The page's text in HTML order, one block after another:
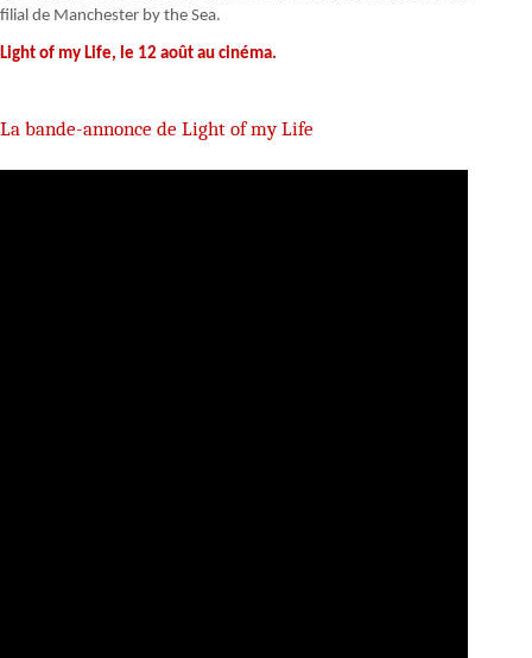
filial de Manchester by the Sea.
Light of my Life, le 12 août au cinéma.
La bande-annonce de Light of my Life